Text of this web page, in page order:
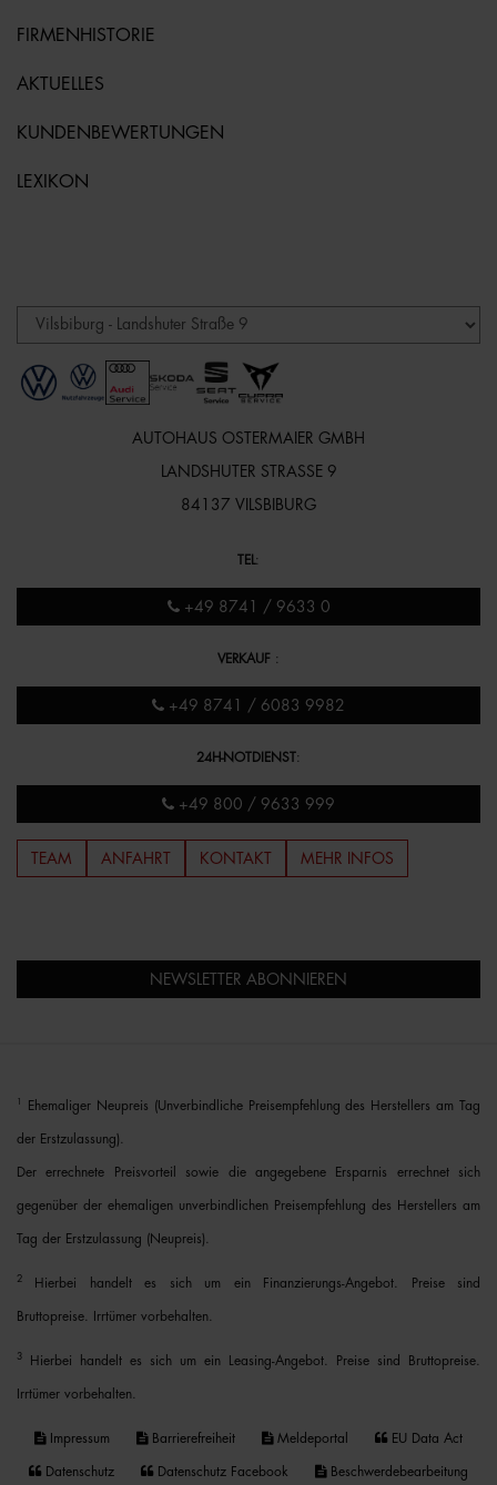
FIRMENHISTORIE
AKTUELLES
KUNDENBEWERTUNGEN
LEXIKON
AUTOHAUS OSTERMAIER GMBH
LANDSHUTER STRASSE 9
84137 VILSBIBURG
TEL :
+49 8741 / 9633 0
VERKAUF :
+49 8741 / 6083 9982
24H-NOTDIENST:
+49 800 / 9633 999
TEAM ANFAHRT KONTAKT MEHR INFOS
NEWSLETTER ABONNIEREN
Ehemaliger Neupreis (Unverbindliche Preisempfehlung des Herstellers am Tag
der Erstzulassung).
Der errechnete Preisvorteil sowie die angegebene Ersparnis errechnet sich
gegenüber der ehemaligen unverbindlichen Preisempfehlung des Herstellers am
Tag der Erstzulassung (Neupreis).
2 Hierbei handelt es sich um ein Finanzierungs-Angebot. Preise sind
Bruttopreise. Irrtümer vorbehalten.
3 Hierbei handelt es sich um ein Leasing-Angebot. Preise sind Bruttopreise.
Irrtümer vorbehalten.
Impressum Barrierefreiheit Meldeportal EU Data Act
Datenschutz Datenschutz Facebook Beschwerdebearbeitung